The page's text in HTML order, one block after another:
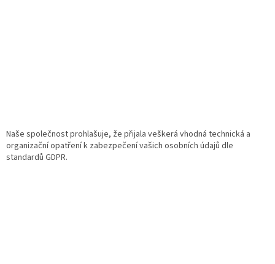
Naše společnost prohlašuje, že přijala veškerá vhodná technická a
organizační opatření k zabezpečení vašich osobních údajů dle
standardů GDPR.